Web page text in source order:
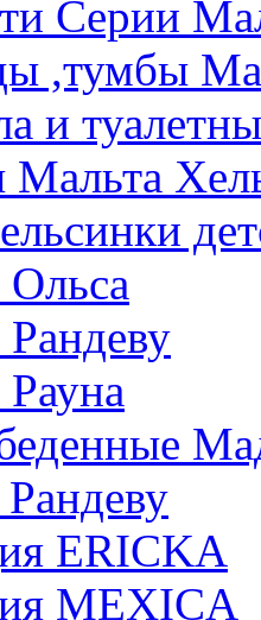
Серии
,тумбы
и
Мальта
ERICKA
MEXICA